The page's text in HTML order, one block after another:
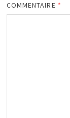
COMMENTAIRE *